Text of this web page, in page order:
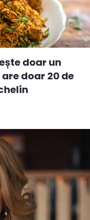
doar un
doar 20 de